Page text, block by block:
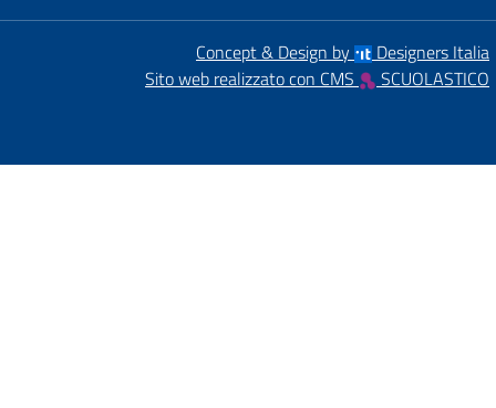
Concept & Design by
Designers Italia
Sito web realizzato con CMS
SCUOLASTICO